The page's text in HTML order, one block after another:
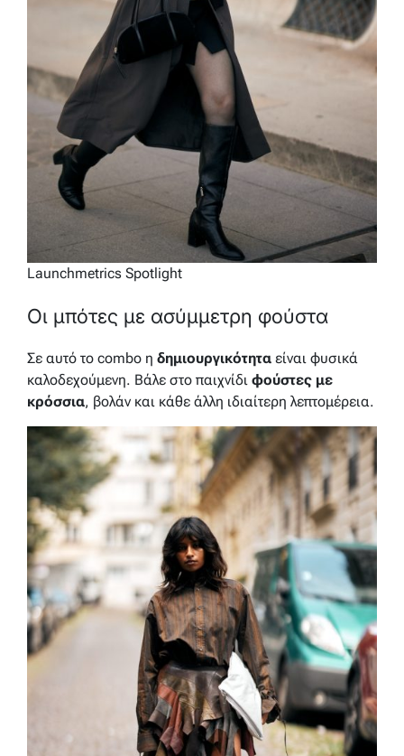
Launchmetrics Spotlight
Οι μπότες με ασύμμετρη φούστα
Σε αυτό το combo η δημιουργικότητα είναι φυσικά
καλοδεχούμενη. Βάλε στο παιχνίδι φούστες με
κρόσσια, βολάν και κάθε άλλη ιδιαίτερη λεπτομέρεια.